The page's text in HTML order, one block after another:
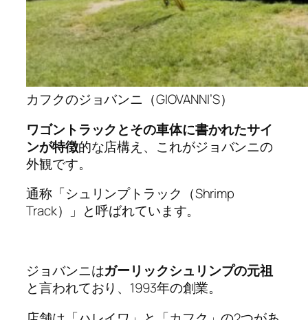
カフクのジョバンニ（GIOVANNI’S）
ワゴントラックとその車体に書かれたサイ
ンが特徴的な店構え、これがジョバンニの
外観です。
通称「シュリンプトラック（Shrimp
Track）」と呼ばれています。
ジョバンニはガーリックシュリンプの元祖
と言われており、1993年の創業。